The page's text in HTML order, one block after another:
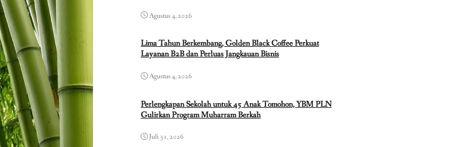
Agustus 4, 2026
Lima Tahun Berkembang, Golden Black Coffee Perkuat
Layanan B2B dan Perluas Jangkauan Bisnis
Agustus 4, 2026
Perlengkapan Sekolah untuk 45 Anak Tomohon, YBM PLN
Gulirkan Program Muharram Berkah
Juli 31, 2026